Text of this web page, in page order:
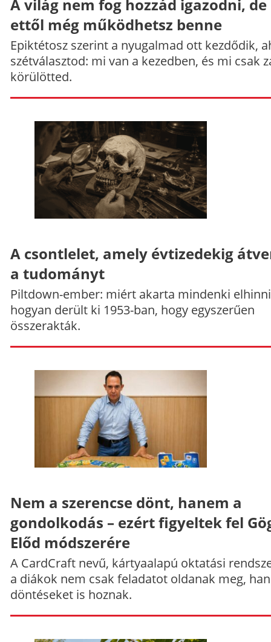
A világ nem fog hozzád igazodni, de
ettől még működhetsz benne
Epiktétosz szerint a nyugalmad ott kezdődik,
szétválasztod: mi van a kezedben, és mi csak
körülötted.
A csontlelet, amely évtizedekig
a tudományt
Piltdown-ember: miért akarta mindenki
hogyan derült ki 1953-ban, hogy egyszerűen
összerakták.
Nem a szerencse dönt, hanem a
gondolkodás – ezért figyeltek fel
Előd módszerére
A CardCraft nevű, kártyaalapú oktatási
a diákok nem csak feladatot oldanak meg,
döntéseket is hoznak.